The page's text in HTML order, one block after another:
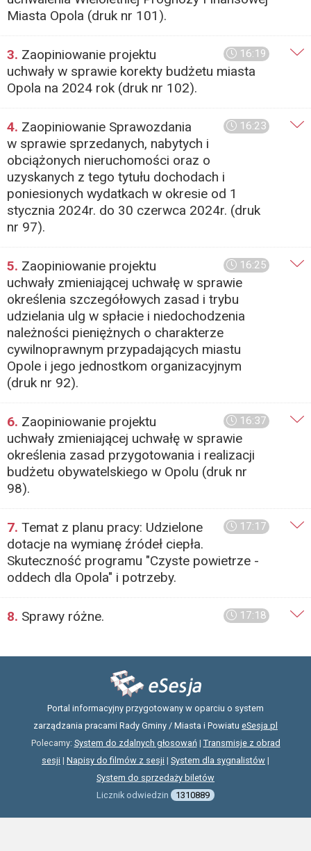
Miasta Opola (druk nr 101).
16:19
3. Zaopiniowanie projektu
uchwały w sprawie korekty budżetu miasta
Opola na 2024 rok (druk nr 102).
16:23
4. Zaopiniowanie Sprawozdania
w sprawie sprzedanych, nabytych i
obciążonych nieruchomości oraz o
uzyskanych z tego tytułu dochodach i
poniesionych wydatkach w okresie od 1
stycznia 2024r. do 30 czerwca 2024r. (druk
nr 97).
16:25
5. Zaopiniowanie projektu
uchwały zmieniającej uchwałę w sprawie
określenia szczegółowych zasad i trybu
udzielania ulg w spłacie i niedochodzenia
należności pieniężnych o charakterze
cywilnoprawnym przypadających miastu
Opole i jego jednostkom organizacyjnym
(druk nr 92).
16:37
6. Zaopiniowanie projektu
uchwały zmieniającej uchwałę w sprawie
określenia zasad przygotowania i realizacji
budżetu obywatelskiego w Opolu (druk nr
98).
17:17
7. Temat z planu pracy: Udzielone
dotacje na wymianę źródeł ciepła.
Skuteczność programu "Czyste powietrze -
oddech dla Opola" i potrzeby.
17:18
8. Sprawy różne.
Portal informacyjny przygotowany w oparciu o system
zarządzania pracami Rady Gminy / Miasta i Powiatu eSesja.pl
Polecamy: System do zdalnych głosowań| Transmisje z obrad
sesji | Napisy do filmów z sesji | System dla sygnalistów |
System do sprzedaży biletów
Licznik odwiedzin
1310889